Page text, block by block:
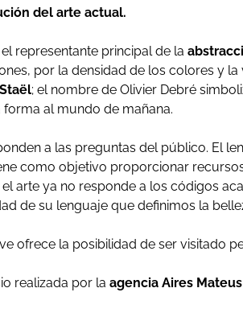
del arte actual.
representante principal de la
por la densidad de los colores y
; el nombre de Olivier Debré
al mundo de mañana.
a las preguntas del público. El
como objetivo proporcionar
arte ya no responde a los códigos
de su lenguaje que definimos la
ofrece la posibilidad de ser visitado
realizada por la agencia Aires Mateus